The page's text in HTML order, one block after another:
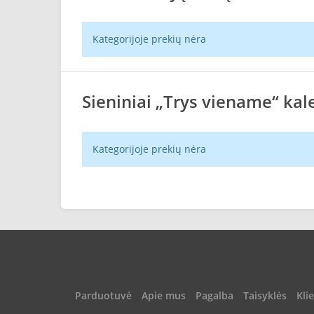
Kategorijoje prekių nėra
Sieniniai „Trys viename“
Kategorijoje prekių nėra
Parduotuvė
Apie mus Pagalba Taisyklės